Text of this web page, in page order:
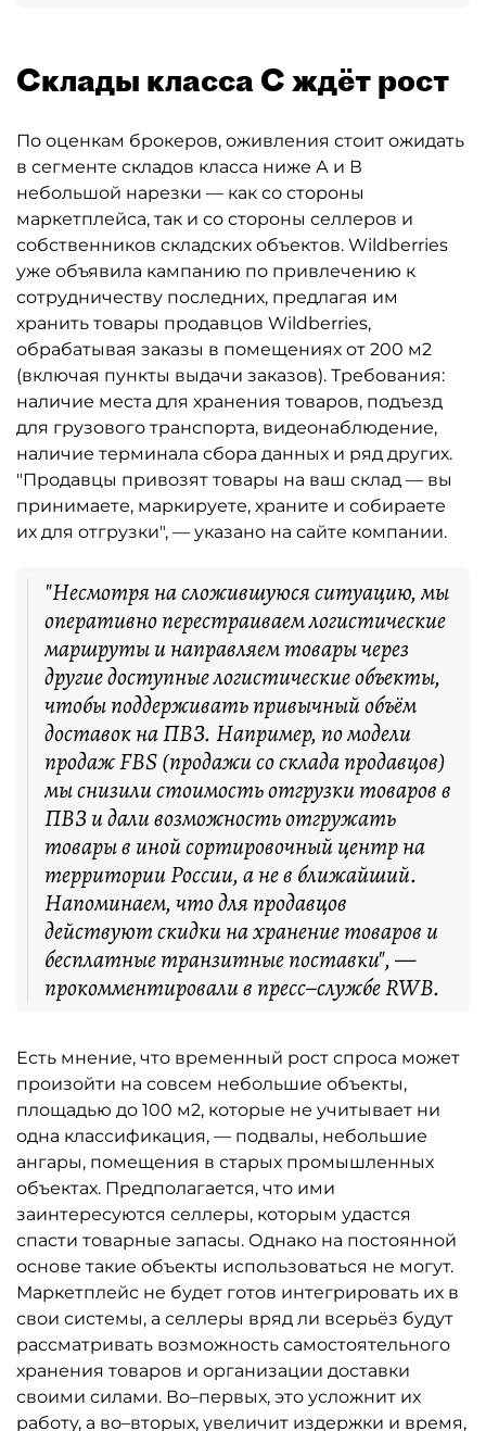
Склады класса С ждёт рост
По оценкам брокеров, оживления стоит ожидать
в сегменте складов класса ниже А и В
небольшой нарезки — как со стороны
маркетплейса, так и со стороны селлеров и
собственников складских объектов. Wildberries
уже объявила кампанию по привлечению к
сотрудничеству последних, предлагая им
хранить товары продавцов Wildberries,
обрабатывая заказы в помещениях от 200 м2
(включая пункты выдачи заказов). Требования:
наличие места для хранения товаров, подъезд
для грузового транспорта, видеонаблюдение,
наличие терминала сбора данных и ряд других.
"Продавцы привозят товары на ваш склад — вы
принимаете, маркируете, храните и собираете
их для отгрузки", — указано на сайте компании.
"Несмотря на сложившуюся ситуацию, мы
оперативно перестраиваем логистические
маршруты и направляем товары через
другие доступные логистические объекты,
чтобы поддерживать привычный объём
доставок на ПВЗ. Например, по модели
продаж FBS (продажи со склада продавцов)
мы снизили стоимость отгрузки товаров в
ПВЗ и дали возможность отгружать
товары в иной сортировочный центр на
территории России, а не в ближайший.
Напоминаем, что для продавцов
действуют скидки на хранение товаров и
бесплатные транзитные поставки", —
прокомментировали в пресс–службе RWB.
Есть мнение, что временный рост спроса может
произойти на совсем небольшие объекты,
площадью до 100 м2, которые не учитывает ни
одна классификация, — подвалы, небольшие
ангары, помещения в старых промышленных
объектах. Предполагается, что ими
заинтересуются селлеры, которым удастся
спасти товарные запасы. Однако на постоянной
основе такие объекты использоваться не могут.
Маркетплейс не будет готов интегрировать их в
свои системы, а селлеры вряд ли всерьёз будут
рассматривать возможность самостоятельного
хранения товаров и организации доставки
своими силами. Во–первых, это усложнит их
работу, а во–вторых, увеличит издержки и время,